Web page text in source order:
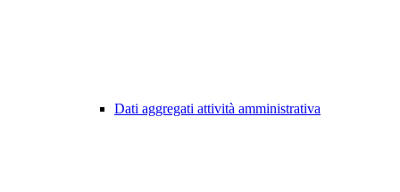
Dati aggregati attività amministrativa